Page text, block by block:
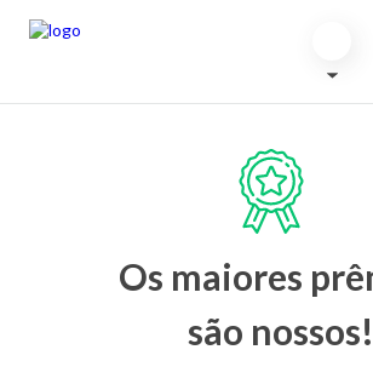
Os maiores
são nossos!